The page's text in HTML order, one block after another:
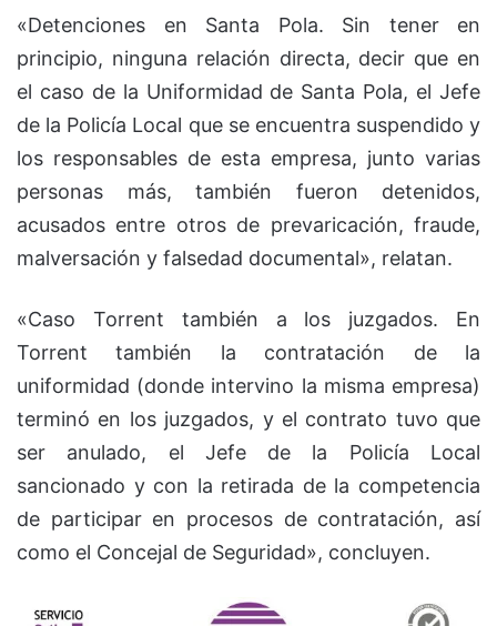
«Detenciones en Santa Pola. Sin tener en
principio, ninguna relación directa, decir que en
el caso de la Uniformidad de Santa Pola, el Jefe
de la Policía Local que se encuentra suspendido y
los responsables de esta empresa, junto varias
personas más, también fueron detenidos,
acusados entre otros de prevaricación, fraude,
malversación y falsedad documental», relatan.
«Caso Torrent también a los juzgados. En
Torrent también la contratación de la
uniformidad (donde intervino la misma empresa)
terminó en los juzgados, y el contrato tuvo que
ser anulado, el Jefe de la Policía Local
sancionado y con la retirada de la competencia
de participar en procesos de contratación, así
como el Concejal de Seguridad», concluyen.